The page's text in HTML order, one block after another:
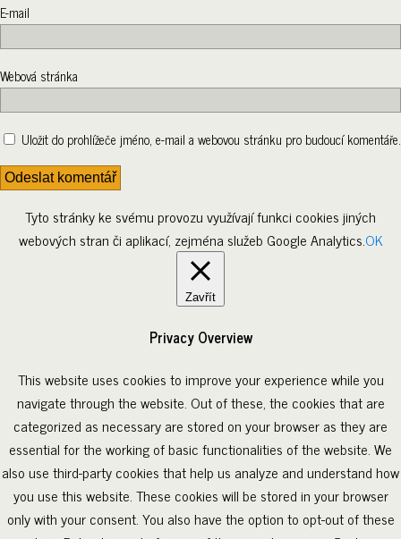
E-mail
Webová stránka
Uložit do prohlížeče jméno, e-mail a webovou stránku pro budoucí komentáře.
Tyto stránky ke svému provozu využívají funkci cookies jiných
webových stran či aplikací, zejména služeb Google Analytics.OK
Zavřít
Privacy Overview
This website uses cookies to improve your experience while you
navigate through the website. Out of these, the cookies that are
categorized as necessary are stored on your browser as they are
essential for the working of basic functionalities of the website. We
also use third-party cookies that help us analyze and understand how
you use this website. These cookies will be stored in your browser
only with your consent. You also have the option to opt-out of these